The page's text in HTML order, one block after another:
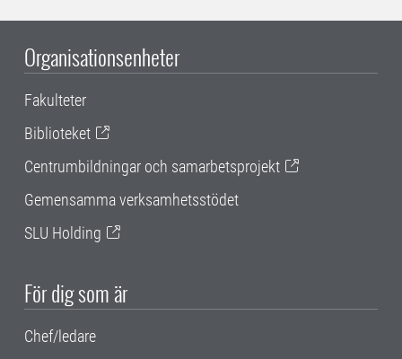
Organisationsenheter
Fakulteter
Biblioteket
Centrumbildningar och samarbetsprojekt
Gemensamma verksamhetsstödet
SLU Holding
För dig som är
Chef/ledare